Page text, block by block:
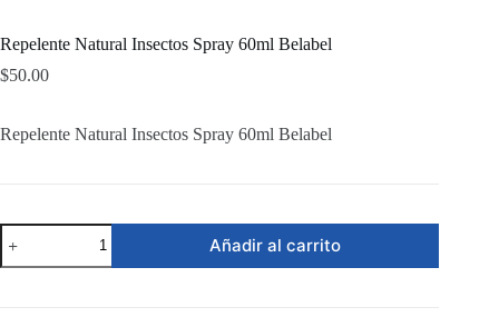
Repelente Natural Insectos Spray 60ml Belabel
$50.00
Repelente Natural Insectos Spray 60ml Belabel
Repelente
Natural
Insectos
Añadir al carrito